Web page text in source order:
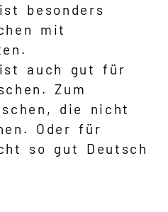
besonders
mit
auch gut für
Zum
die nicht
Oder für
so gut Deutsch